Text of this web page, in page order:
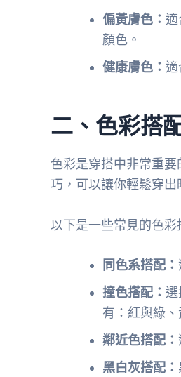
偏黃膚色： 適
顏色。
健康膚色： 適
二、色彩搭
色彩是穿搭中非常重
巧，可以讓你輕鬆穿出
以下是一些常見的色彩
同色系搭配：
撞色搭配： 選
有：紅與綠、
鄰近色搭配：
黑白灰搭配：